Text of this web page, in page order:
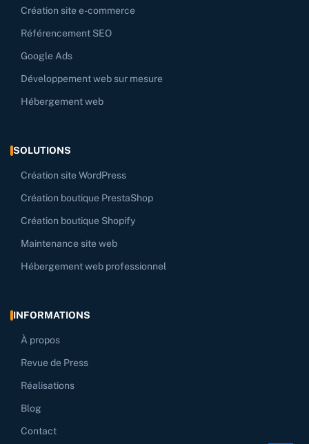
Création site e-commerce
Référencement SEO
Google Ads
Développement web sur mesure
Hébergement web
SOLUTIONS
Création site WordPress
Création boutique PrestaShop
Création boutique Shopify
Maintenance site web
Hébergement web professionnel
INFORMATIONS
À propos
Revue de Press
Réalisations
Blog
Contact